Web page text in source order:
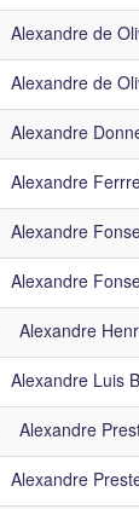
Alexandre de
Alexandre de
Alexandre
Alexandre
Alexandre
Alexandre
Alexandre
Alexandre Luis
Alexandre
Alexandre